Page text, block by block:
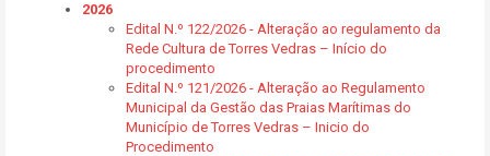
2026
Edital N.º 122/2026 - Alteração ao regulamento da
Rede Cultura de Torres Vedras – Início do
procedimento
Edital N.º 121/2026 - Alteração ao Regulamento
Municipal da Gestão das Praias Marítimas do
Município de Torres Vedras – Inicio do
Procedimento